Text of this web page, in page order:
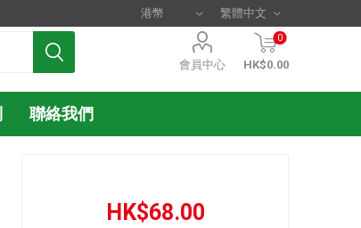
會員中心
0
HK$0.00
聯絡我們
HK$68.00